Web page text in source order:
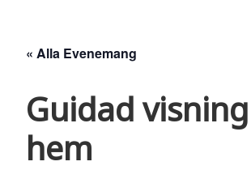
« Alla Evenemang
Guidad
hem